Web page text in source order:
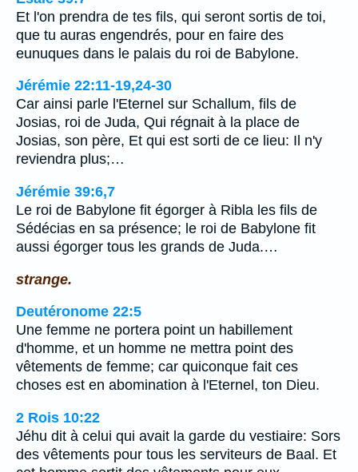
Et l'on prendra de tes fils, qui seront sortis de toi,
que tu auras engendrés, pour en faire des
eunuques dans le palais du roi de Babylone.
Jérémie 22:11-19,24-30
Car ainsi parle l'Eternel sur Schallum, fils de
Josias, roi de Juda, Qui régnait à la place de
Josias, son père, Et qui est sorti de ce lieu: Il n'y
reviendra plus;…
Jérémie 39:6,7
Le roi de Babylone fit égorger à Ribla les fils de
Sédécias en sa présence; le roi de Babylone fit
aussi égorger tous les grands de Juda.…
strange.
Deutéronome 22:5
Une femme ne portera point un habillement
d'homme, et un homme ne mettra point des
vêtements de femme; car quiconque fait ces
choses est en abomination à l'Eternel, ton Dieu.
2 Rois 10:22
Jéhu dit à celui qui avait la garde du vestiaire: Sors
des vêtements pour tous les serviteurs de Baal. Et